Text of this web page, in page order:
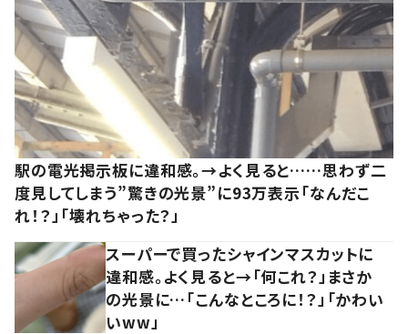
駅の電光掲示板に違和感。→よく見ると……思わず二
度見してしまう”驚きの光景”に93万表示「なんだこ
れ！？」「壊れちゃった？」
スーパーで買ったシャインマスカットに
違和感。よく見ると→「何これ？」まさか
の光景に…「こんなところに！？」「かわい
いww」